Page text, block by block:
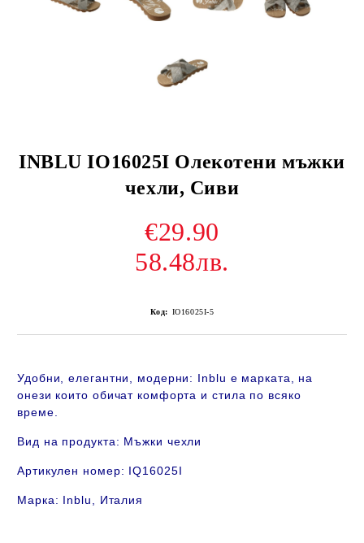
INBLU IO16025I Олекотени мъжки
чехли, Сиви
€29.90
58.48лв.
Код: IO16025I-5
Удобни, елегантни, модерни: Inblu е марката, на
онези които обичат комфорта и стила по всяко
време.
Вид на продукта: Мъжки чехли
Артикулен номер: IQ16025I
Марка: Inblu , Италия